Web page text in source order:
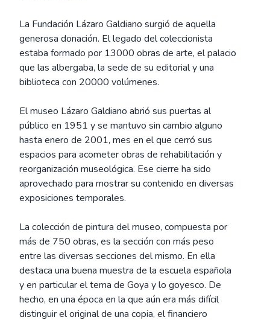
La Fundación Lázaro Galdiano surgió de aquella
generosa donación. El legado del coleccionista
estaba formado por 13000 obras de arte, el palacio
que las albergaba, la sede de su editorial y una
biblioteca con 20000 volúmenes.
El museo Lázaro Galdiano abrió sus puertas al
público en 1951 y se mantuvo sin cambio alguno
hasta enero de 2001, mes en el que cerró sus
espacios para acometer obras de rehabilitación y
reorganización museológica. Ese cierre ha sido
aprovechado para mostrar su contenido en diversas
exposiciones temporales.
La colección de pintura del museo, compuesta por
más de 750 obras, es la sección con más peso
entre las diversas secciones del mismo. En ella
destaca una buena muestra de la escuela española
y en particular el tema de Goya y lo goyesco. De
hecho, en una época en la que aún era más difícil
distinguir el original de una copia, el financiero